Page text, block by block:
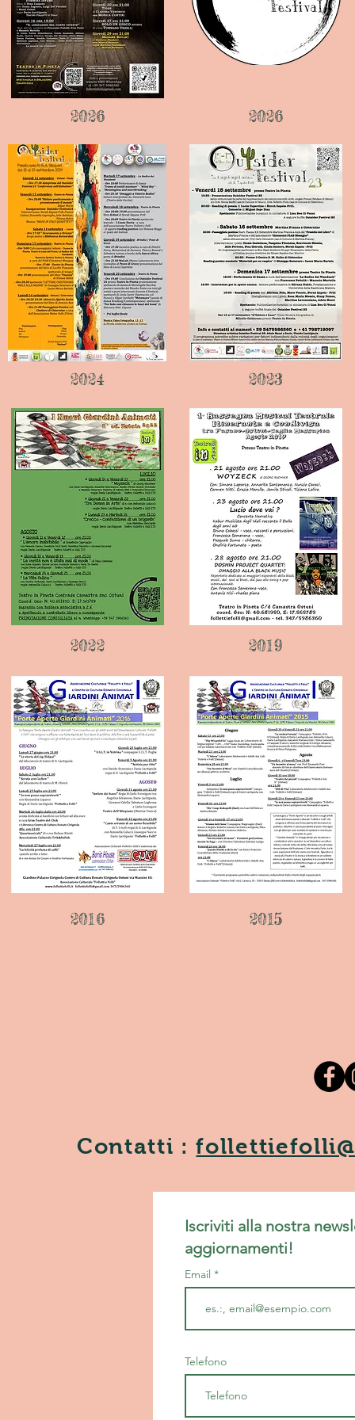
2026
2024
2022
2016
2026
2023
2019
2015
Contatti :
Iscriviti alla nostra
aggiornamenti!
Email
Telefono